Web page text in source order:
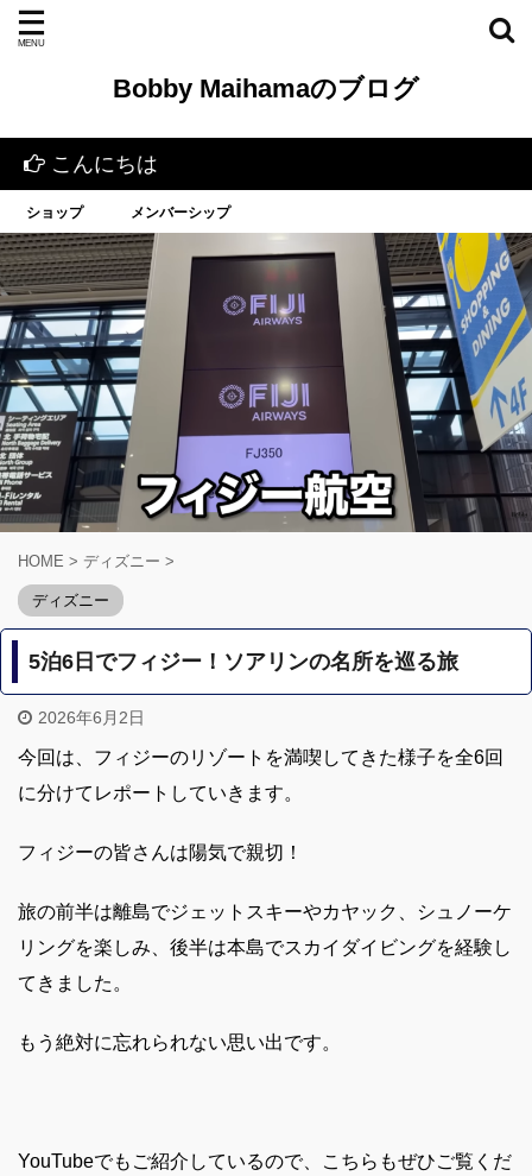
Bobby Maihamaのブログ
にちは
ショップ メンバーシップ
HOME > ディズニー >
ディズニー
5泊6日でフィジー！ソアリンの名所を巡る旅
2026年6月2日
今回は、フィジーのリゾートを満喫してきた様子を全6回
に分けてレポートしていきます。
フィジーの皆さんは陽気で親切！
旅の前半は離島でジェットスキーやカヤック、シュノーケ
リングを楽しみ、後半は本島でスカイダイビングを経験し
てきました。
もう絶対に忘れられない思い出です。
YouTubeでもご紹介しているので、こちらもぜひご覧くだ